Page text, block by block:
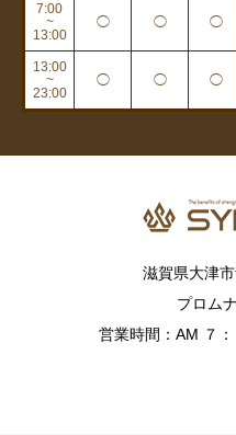
7:00
~
13:00
◯ ◯ ◯
13:00
~
23:00
◯ ◯ ◯
滋賀県大津
プロム
営業時間：AM ７